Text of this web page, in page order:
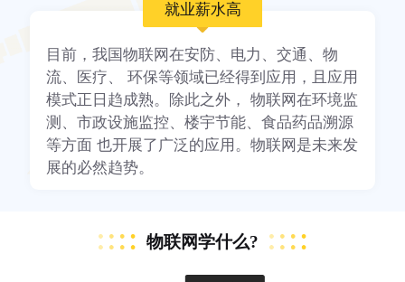
就业薪水高
目前，我国物联网在安防、电力、交通、物
流、医疗、 环保等领域已经得到应用，且应用
模式正日趋成熟。除此之外， 物联网在环境监
测、市政设施监控、楼宇节能、食品药品溯源
等方面 也开展了广泛的应用。物联网是未来发
展的必然趋势。
物联网学什么?